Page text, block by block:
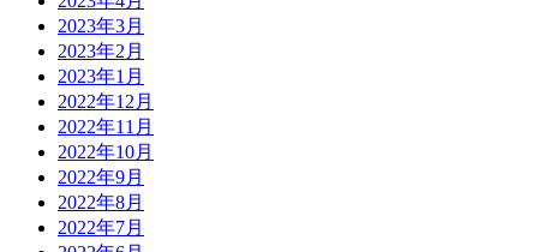
2023年3月
2023年2月
2023年1月
2022年12月
2022年11月
2022年10月
2022年9月
2022年8月
2022年7月